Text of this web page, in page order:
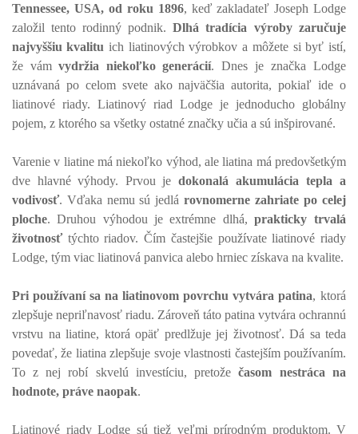
Tennessee, USA, od roku 1896, keď zakladateľ Joseph Lodge
založil tento rodinný podnik. Dlhá tradícia výroby zaručuje
najvyššiu kvalitu ich liatinových výrobkov a môžete si byť istí,
že vám vydržia niekoľko generácií. Dnes je značka Lodge
uznávaná po celom svete ako najväčšia autorita, pokiaľ ide o
liatinové riady. Liatinový riad Lodge je jednoducho globálny
pojem, z ktorého sa všetky ostatné značky učia a sú inšpirované.
Varenie v liatine má niekoľko výhod, ale liatina má predovšetkým
dve hlavné výhody. Prvou je dokonalá akumulácia tepla a
vodivosť. Vďaka nemu sú jedlá rovnomerne zahriate po celej
ploche. Druhou výhodou je extrémne dlhá, prakticky trvalá
životnosť týchto riadov. Čím častejšie používate liatinové riady
Lodge, tým viac liatinová panvica alebo hrniec získava na kvalite.
Pri používaní sa na liatinovom povrchu vytvára patina, ktorá
zlepšuje nepriľnavosť riadu. Zároveň táto patina vytvára ochrannú
vrstvu na liatine, ktorá opäť predlžuje jej životnosť. Dá sa teda
povedať, že liatina zlepšuje svoje vlastnosti častejším používaním.
To z nej robí skvelú investíciu, pretože časom nestráca na
hodnote, práve naopak.
Liatinové riady Lodge sú tiež veľmi prírodným produktom. V